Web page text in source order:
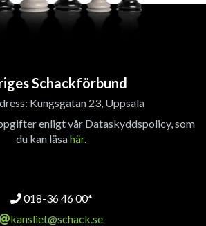
Schackförbund
Kungsgatan 23, Uppsala
enligt vår Dataskyddspolicy, som
du kan läsahär.
018-36 46 00*
kansliet@schack.se